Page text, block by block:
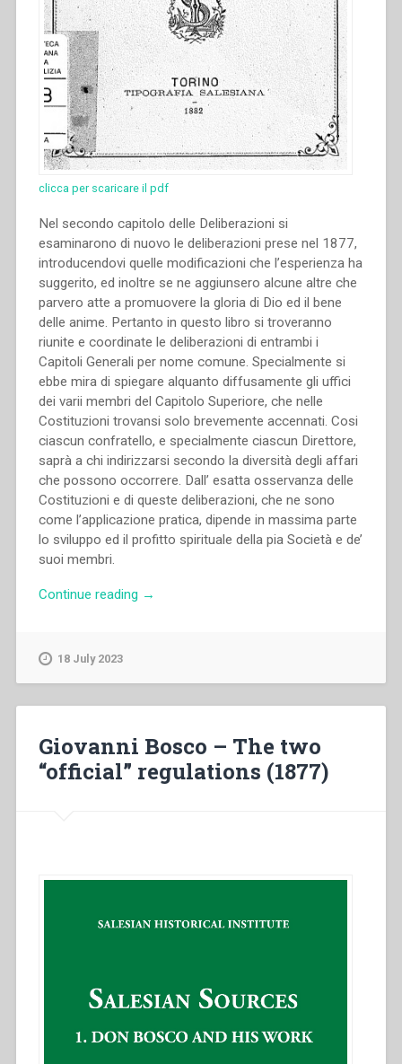
clicca per scaricare il pdf
Nel secondo capitolo delle Deliberazioni si
esaminarono di nuovo le deliberazioni prese nel 1877,
introducendovi quelle modificazioni che l’esperienza ha
suggerito, ed inoltre se ne aggiunsero alcune altre che
parvero atte a promuovere la gloria di Dio ed il bene
delle anime. Pertanto in questo libro si troveranno
riunite e coordinate le deliberazioni di entrambi i
Capitoli Generali per nome comune. Specialmente si
ebbe mira di spiegare alquanto diffusamente gli uffici
dei varii membri del Capitolo Superiore, che nelle
Costituzioni trovansi solo brevemente accennati. Cosi
ciascun confratello, e specialmente ciascun Direttore,
saprà a chi indirizzarsi secondo la diversità degli affari
che possono occorrere. Dall’ esatta osservanza delle
Costituzioni e di queste deliberazioni, che ne sono
come l’applicazione pratica, dipende in massima parte
lo sviluppo ed il profitto spirituale della pia Società e de’
suoi membri.
Continue reading “Capitolo
Generale
della
→
18 July 2023
Giovanni Bosco – The two
“official” regulations (1877)